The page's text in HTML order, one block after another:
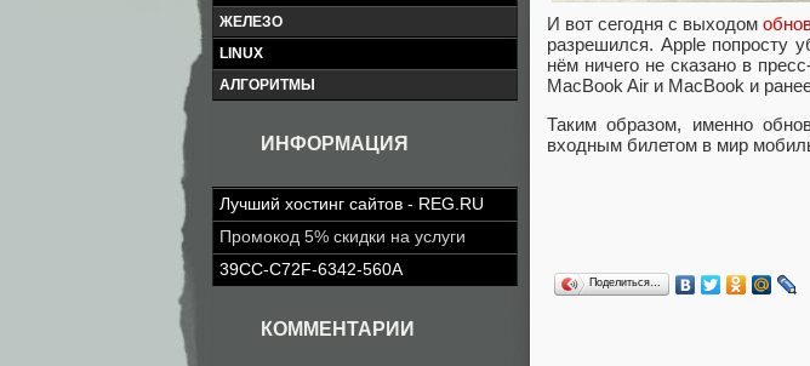
ЖЕЛЕЗО
LINUX
АЛГОРИТМЫ
ИНФОРМАЦИЯ
Лучший хостинг сайтов - REG.RU
Промокод 5% скидки на услуги
39CC-C72F-6342-560A
КОММЕНТАРИИ
И вот сегодня с выходом
разрешился. Apple попросту
нём ничего не сказано в
MacBook Air и MacBook и
Таким образом, именно
входным билетом в мир
Поделиться…